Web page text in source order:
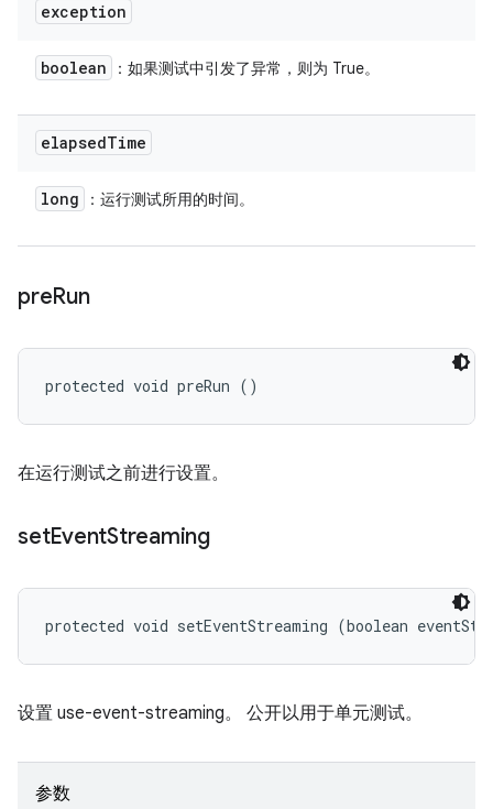
exception
boolean ：如果测试中引发了异常，则为 True。
elapsedTime
long ：运行测试所用的时间。
preRun
protected void preRun ()
在运行测试之前进行设置。
setEventStreaming
protected void setEventStreaming (boolean
设置 use-event-streaming。 公开以用于单元测试。
参数